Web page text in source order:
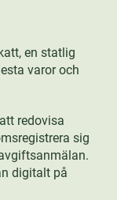
en statlig
varor och
redovisa
sig
digitalt på